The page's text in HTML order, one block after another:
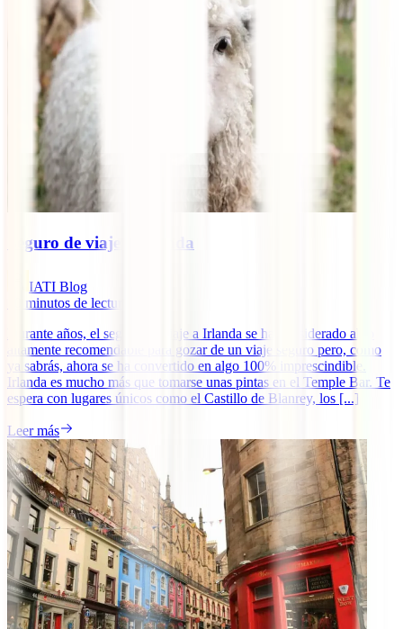
Seguro de viaje a Irlanda
IATI Blog
minutos de lectura
Durante años, el seguro de viaje a Irlanda se ha considerado algo
altamente recomendable para gozar de un viaje seguro pero, como
ya sabrás, ahora se ha convertido en algo 100% imprescindible.
Irlanda es mucho más que tomarse unas pintas en el Temple Bar. Te
espera con lugares únicos como el Castillo de Blanrey, los [...]
Leer más